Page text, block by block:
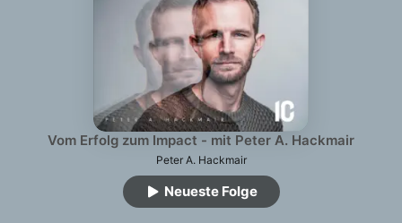
Vom Erfolg zum Impact - mit Peter A. Hackmair
Peter A. Hackmair
Neueste Folge